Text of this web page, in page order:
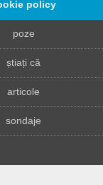
policy
poze
știați că
articole
sondaje